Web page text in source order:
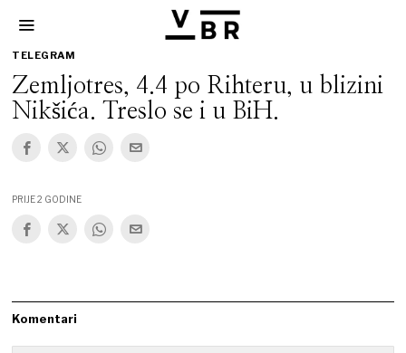
TELEGRAM
Zemljotres, 4.4 po Rihteru, u blizini
Nikšića. Treslo se i u BiH.
PRIJE 2 GODINE
Komentari